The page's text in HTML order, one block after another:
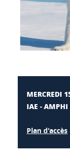
MERCREDI
IAE - AMPHI
Plan d'accès